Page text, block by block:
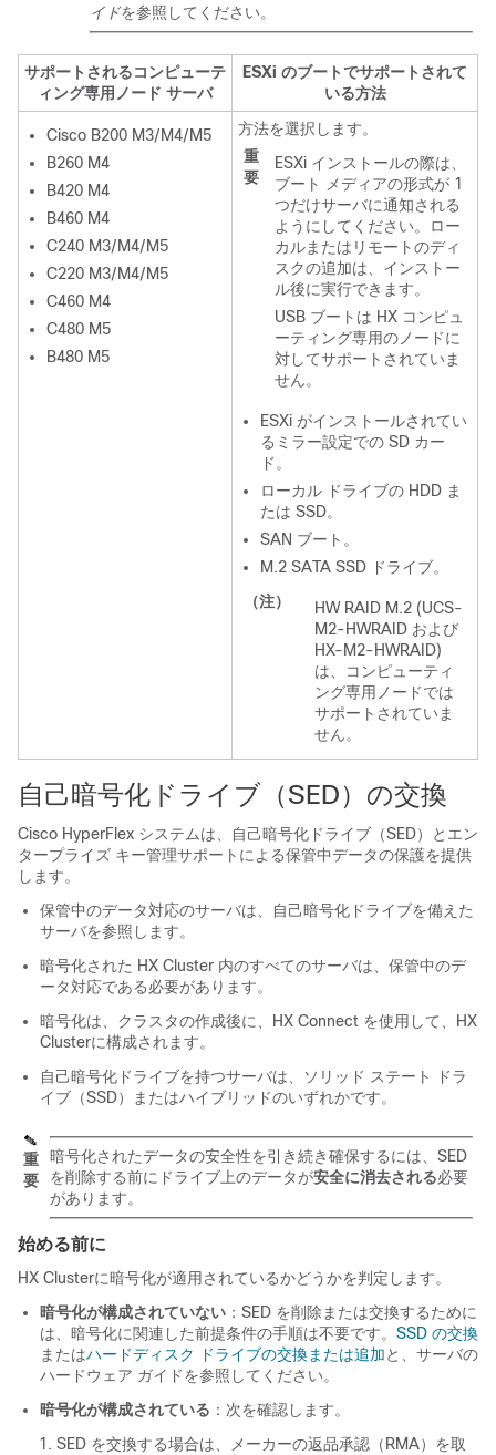
イドを参照してください。
サポートされるコンピューテ
ィング専用ノード サーバ
ESXi のブートでサポートされて
いる方法
Cisco B200 M3/M4/M5
B260 M4
B420 M4
B460 M4
C240 M3/M4/M5
C220 M3/M4/M5
C460 M4
C480 M5
B480 M5
方法を選択します。
重
要
ESXi インストールの際は、
ブート メディアの形式が 1
つだけサーバに通知される
ようにしてください。ロー
カルまたはリモートのディ
スクの追加は、インストー
ル後に実行できます。
USB ブートは HX コンピュ
ーティング専用のノードに
対してサポートされていま
せん。
ESXi がインストールされてい
るミラー設定での SD カー
ド。
ローカル ドライブの HDD ま
たは SSD。
SAN ブート。
M.2 SATA SSD ドライブ。
（注）
HW RAID M.2 (UCS-
M2-HWRAID および
HX-M2-HWRAID)
は、コンピューティ
ング専用ノードでは
サポートされていま
せん。
自己暗号化ドライブ（SED）の交換
Cisco HyperFlex システムは、自己暗号化ドライブ（SED）とエン
タープライズ キー管理サポートによる保管中データの保護を提供
します。
保管中のデータ対応のサーバは、自己暗号化ドライブを備えた
サーバを参照します。
暗号化された HX Cluster 内のすべてのサーバは、保管中のデ
ータ対応である必要があります。
暗号化は、クラスタの作成後に、
HX Connect を使用して、
HX
Clusterに構成されます。
自己暗号化ドライブを持つサーバは、ソリッド ステート ドラ
イブ（SSD）またはハイブリッドのいずれかです。
重
要
暗号化されたデータの安全性を引き続き確保するには、SED
を削除する前にドライブ上のデータが安全に消去される必要
があります。
始める前に
HX Clusterに暗号化が適用されているかどうかを判定します。
暗号化が構成されていない ：SED を削除または交換するために
は、暗号化に関連した前提条件の手順は不要です。 SSD の交換
またはハードディスク ドライブの交換または追加と、サーバの
ハードウェア ガイドを参照してください。
暗号化が構成されている ：次を確認します。
SED を交換する場合は、メーカーの返品承認（RMA）を取